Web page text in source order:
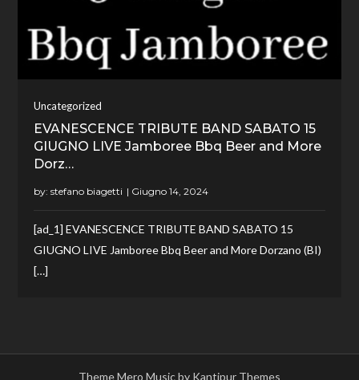
Uncategorized
EVANESCENCE TRIBUTE BAND SABATO 15
GIUGNO LIVE Jamboree Bbq Beer and More
Dorz…
by:stefano biagetti
[ad_1] EVANESCENCE TRIBUTE BAND SABATO 15
GIUGNO LIVE Jamboree Bbq Beer and More Dorzano (BI)
[…]
Theme Mero Music by Kantipur Themes